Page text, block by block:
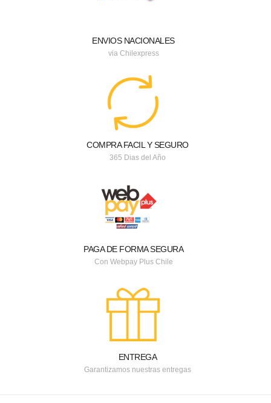
ENVIOS NACIONALES
via Chilexpress
COMPRA FACIL Y SEGURO
365 Dias del Año
PAGA DE FORMA SEGURA
Con Webpay Plus Chile
ENTREGA
Garantizamos nuestras entregas